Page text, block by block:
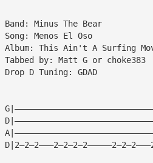
Band: Minus The Bear
Song: Menos El Oso
Album: This Ain't A Surfing
Tabbed by: Matt G or choke383
Drop D Tuning: GDAD